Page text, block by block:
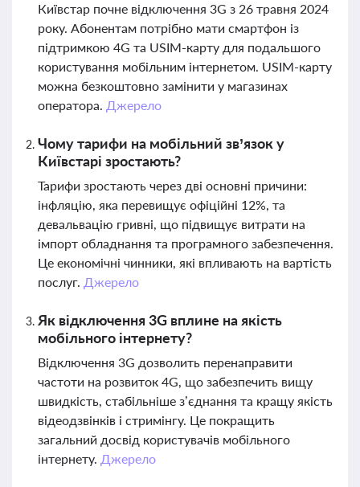
Київстар почне відключення 3G з 26 травня 2024
року. Абонентам потрібно мати смартфон із
підтримкою 4G та USIM-карту для подальшого
користування мобільним інтернетом. USIM-карту
можна безкоштовно замінити у магазинах
оператора. Джерело
Чому тарифи на мобільний зв’язок у
Київстарі зростають?
Тарифи зростають через дві основні причини:
інфляцію, яка перевищує офіційні 12%, та
девальвацію гривні, що підвищує витрати на
імпорт обладнання та програмного забезпечення.
Це економічні чинники, які впливають на вартість
послуг. Джерело
Як відключення 3G вплине на якість
мобільного інтернету?
Відключення 3G дозволить перенаправити
частоти на розвиток 4G, що забезпечить вищу
швидкість, стабільніше з’єднання та кращу якість
відеодзвінків і стримінгу. Це покращить
загальний досвід користувачів мобільного
інтернету. Джерело